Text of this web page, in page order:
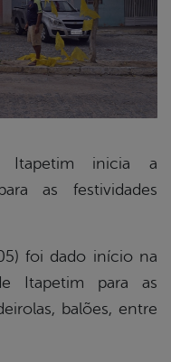
Itapetim inicia a
as festividades
foi dado início na
Itapetim para as
balões, entre